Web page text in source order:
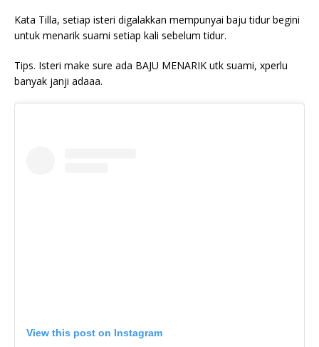
Kata Tilla, setiap isteri digalakkan mempunyai baju tidur begini
untuk menarik suami setiap kali sebelum tidur.
Tips. Isteri make sure ada BAJU MENARIK utk suami, xperlu
banyak janji adaaa.
View this post on Instagram